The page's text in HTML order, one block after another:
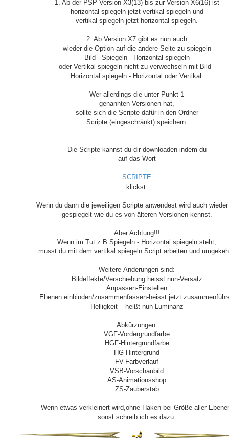
1. Ab der PSP Version X3(13) bis zur Version X6(16) ist
horizontal spiegeln jetzt vertikal spiegeln und
vertikal spiegeln jetzt horizontal spiegeln.
2. Ab Version X7 gibt es nun auch
wieder die Option auf die andere Seite zu spiegeln
Bild - Spiegeln - Horizontal spiegeln
oder Vertikal spiegeln nicht zu verwechseln mit Bild -
Horizontal spiegeln - Horizontal oder Vertikal.
Wer allerdings die unter Punkt 1
genannten Versionen hat,
sollte sich die Scripte dafür in den Ordner
Scripte (eingeschränkt) speichern.
Die Scripte kannst du dir downloaden indem du
auf das Wort
SCRIPTE
klickst.
Wenn du dann die jeweiligen Scripte anwendest wird auch
gespiegelt wie du es von älteren Versionen kennst.
Aber Achtung!!!
Wenn im Tut z.B Spiegeln - Horizontal spiegeln steht,
musst du mit dem vertikal spiegeln Script arbeiten und
Weitere Änderungen sind:
Bildeffekte/Verschiebung heisst nun-Versatz
Anpassen-Einstellen
Ebenen einbinden/zusammenfassen-heisst jetzt
Helligkeit – heißt nun Luminanz
Abkürzungen:
VGF-Vordergrundfarbe
HGF-Hintergrundfarbe
HG-Hintergrund
FV-Farbverlauf
VSB-Vorschaubild
AS-Animationsshop
ZS-Zauberstab
Wenn etwas verkleinert wird,ohne Haken bei Größe aller
sonst schreib ich es dazu.